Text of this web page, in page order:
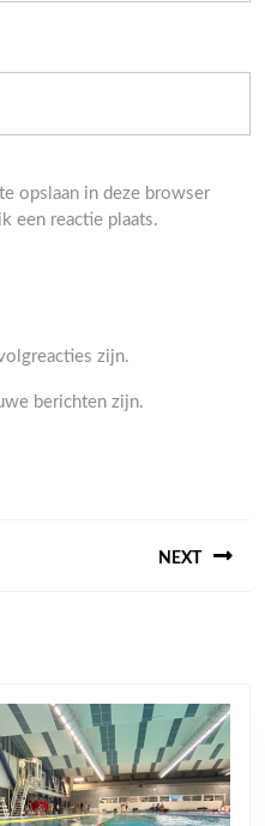
opslaan in deze browser
een reactie plaats.
zijn.
berichten zijn.
NEXT